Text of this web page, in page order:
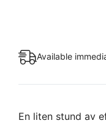
Available
En liten stund av